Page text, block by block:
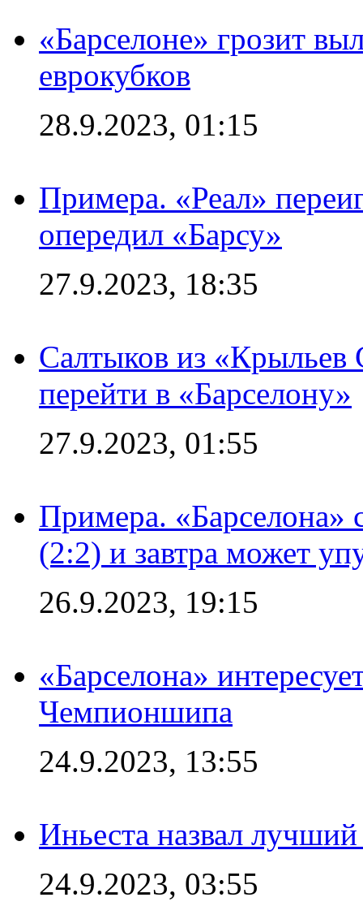
«Барселоне» грозит
еврокубков
28.9.2023, 01:15
Примера. «Реал»
опередил «Барсу»
27.9.2023, 18:35
Салтыков из «Крыльев
перейти в «Барселону»
27.9.2023, 01:55
Примера. «Барселона»
(2:2) и завтра может
26.9.2023, 19:15
«Барселона»
Чемпионшипа
24.9.2023, 13:55
Иньеста назвал
24.9.2023, 03:55